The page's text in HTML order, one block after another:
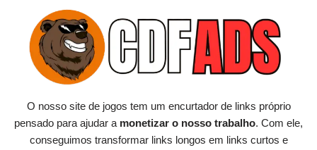
Pular
para
O nosso site de jogos tem um encurtador de links próprio
pensado para ajudar a monetizar o nosso trabalho. Com ele,
conseguimos transformar links longos em links curtos e